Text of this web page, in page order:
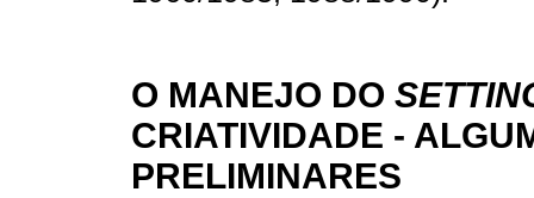
O MANEJO DO
CRIATIVIDADE -
PRELIMINARES